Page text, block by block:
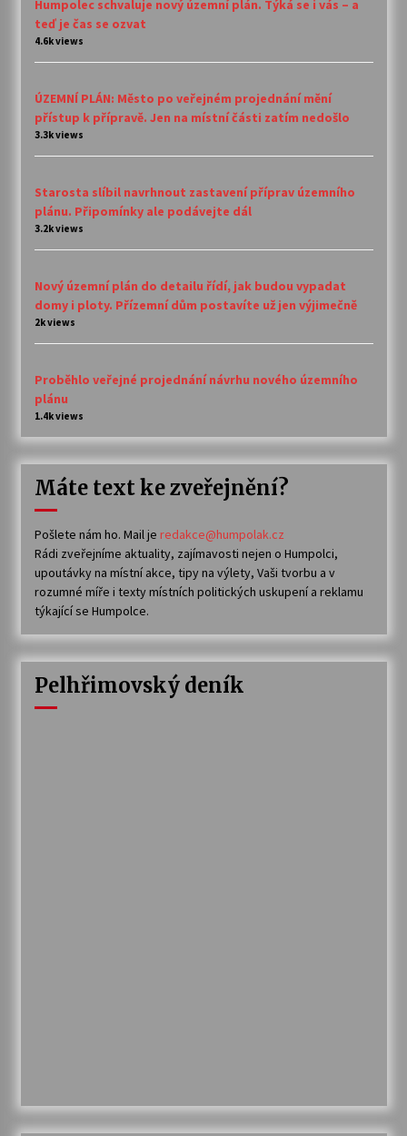
Humpolec schvaluje nový územní plán. Týká se i vás – a
teď je čas se ozvat
4.6k views
ÚZEMNÍ PLÁN: Město po veřejném projednání mění
přístup k přípravě. Jen na místní části zatím nedošlo
3.3k views
Starosta slíbil navrhnout zastavení příprav územního
plánu. Připomínky ale podávejte dál
3.2k views
Nový územní plán do detailu řídí, jak budou vypadat
domy i ploty. Přízemní dům postavíte už jen výjimečně
2k views
Proběhlo veřejné projednání návrhu nového územního
plánu
1.4k views
Máte text ke zveřejnění?
Pošlete nám ho. Mail je redakce@humpolak.cz
Rádi zveřejníme aktuality, zajímavosti nejen o Humpolci,
upoutávky na místní akce, tipy na výlety, Vaši tvorbu a v
rozumné míře i texty místních politických uskupení a reklamu
týkající se Humpolce.
Pelhřimovský deník